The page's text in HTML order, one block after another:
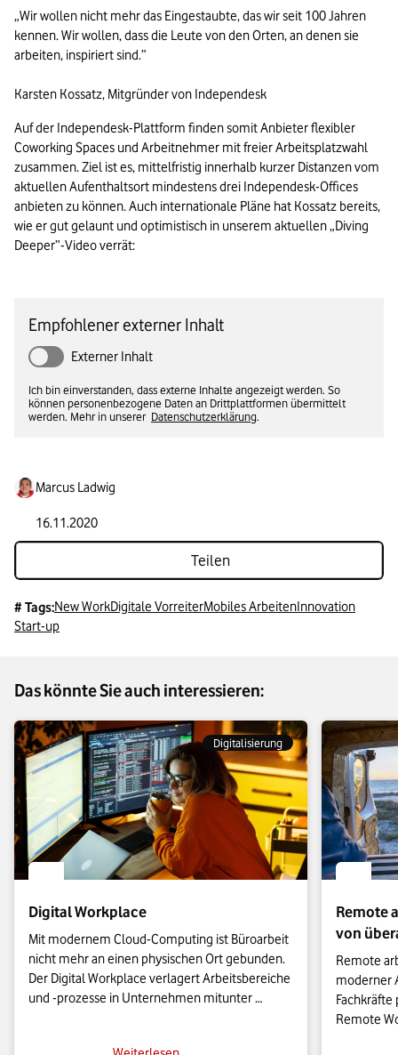
„Wir wollen nicht mehr das Eingestaubte, das wir seit 100 Jahren
kennen. Wir wollen, dass die Leute von den Orten, an denen sie
arbeiten, inspiriert sind.”
Karsten Kossatz, Mitgründer von Independesk
Auf der Independesk-Plattform finden somit Anbieter flexibler
Coworking Spaces und Arbeitnehmer mit freier Arbeitsplatzwahl
zusammen. Ziel ist es, mittelfristig innerhalb kurzer Distanzen vom
aktuellen Aufenthaltsort mindestens drei Independesk-Offices
anbieten zu können. Auch internationale Pläne hat Kossatz bereits,
wie er gut gelaunt und optimistisch in unserem aktuellen „Diving
Deeper”-Video verrät:
Empfohlener externer Inhalt
Externer Inhalt
Ich bin einverstanden, dass externe Inhalte angezeigt werden. So
können personenbezogene Daten an Drittplattformen übermittelt
werden. Mehr in unserer Datenschutzerklärung.
Marcus Ladwig
16.11.2020
Teilen
# Tags:New WorkDigitale VorreiterMobiles ArbeitenInnovation
Start-up
Das könnte Sie auch interessieren:
Digitalisierung
Digital Workplace
Mit modernem Cloud-Computing ist Büroarbeit
nicht mehr an einen physischen Ort gebunden.
Der Digital Workplace verlagert Arbeitsbereiche
und -prozesse in Unternehmen mitunter
Remote
von
Remote
moderner
Remote